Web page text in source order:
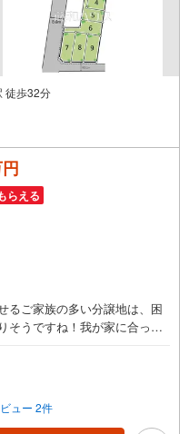
徒歩32分
らえる
るご家族の多い分譲地は、困
そうですね！我が家に合った
お聞かせ下さい。
ュー 2件